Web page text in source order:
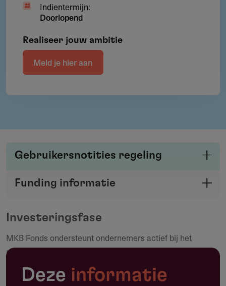
Indientermijn:
Doorlopend
Realiseer jouw ambitie
Meld je hier aan
Investeringsfase
MKB Fonds ondersteunt ondernemers actief bij het
realiseren van gefaseerde bedrijfsopvolging,
professionaliseren van de onderneming en groei middels
overnames (buy & build).
Gebruikersnotities regeling
verstrekker met de Fondswervingonline
Maak een notitie
Funding informatie
Deze informatie